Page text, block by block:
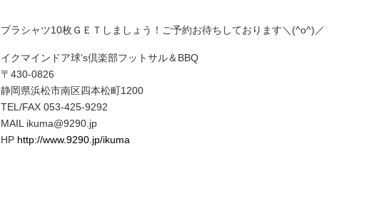
プラシャツ10枚ＧＥＴしましょう！ご予約お待ちしております＼(^o^)／
イクマインドア球’s倶楽部フットサル＆BBQ
〒430-0826
静岡県浜松市南区四本松町1200
TEL/FAX 053-425-9292
MAIL ikuma@9290.jp
HP http://www.9290.jp/ikuma